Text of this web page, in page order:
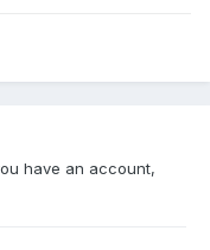
have an account,